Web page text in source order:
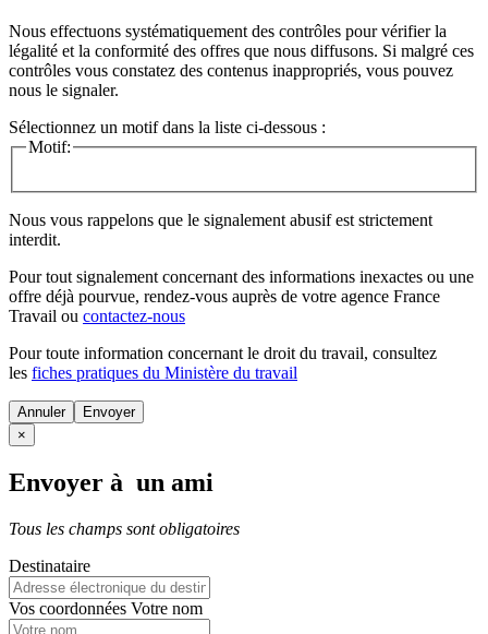
Nous effectuons systématiquement des contrôles pour vérifier la
légalité et la conformité des offres que nous diffusons. Si malgré ces
contrôles vous constatez des contenus inappropriés, vous pouvez
nous le signaler.
Sélectionnez un motif dans la liste ci-dessous :
Motif:
Nous vous rappelons que le signalement abusif est strictement
interdit.
Pour tout signalement concernant des informations inexactes ou une
offre déjà pourvue, rendez-vous auprès de votre agence France
Travail ou contactez-nous
Pour toute information concernant le droit du travail, consultez
les fiches pratiques du Ministère du travail
Annuler
×
Envoyer à un ami
Tous les champs sont obligatoires
Destinataire
Vos coordonnées Votre nom